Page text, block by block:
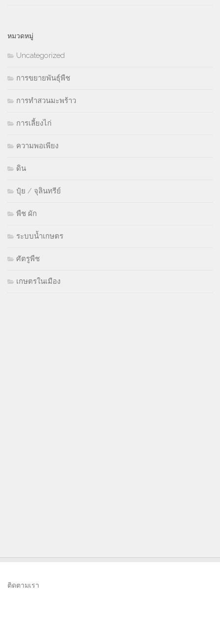
หมวดหมู่
Uncategorized
การขยายพันธุ์พืช
การทำสวนมะพร้าว
การเลี้ยงไก่
ความพอเพียง
ดิน
ปุ๋ย / จุลินทรีย์
พืช ผัก
ระบบน้ำเกษตร
ศัตรูพืช
เกษตรในเมือง
ติดตามเรา